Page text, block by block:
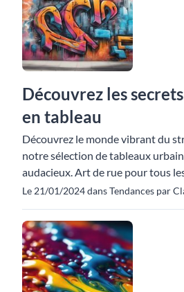
Découvrez les
en tableau
Découvrez le monde vibrant du
notre sélection de tableaux
audacieux. Art de rue pour tous
Le 21/01/2024 dans Tendances par